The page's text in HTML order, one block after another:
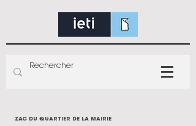
ZAC DU QUARTIER DE LA MAIRIE